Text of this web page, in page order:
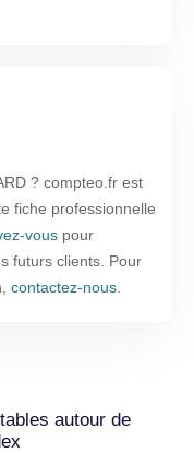
? compteo.fr est
fiche professionnelle
vous pour
futurs clients. Pour
contactez-nous
autour de